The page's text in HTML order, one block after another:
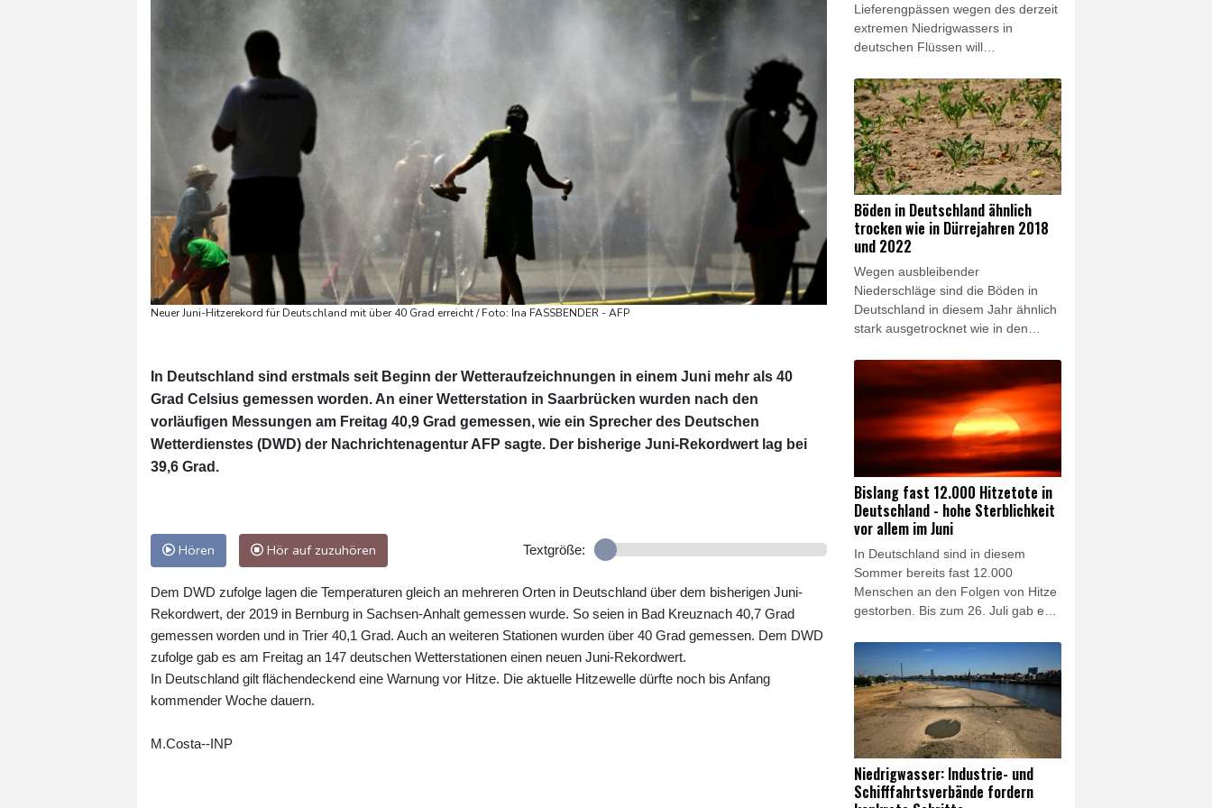
Neuer Juni-Hitzerekord für Deutschland mit über 40 Grad erreicht / Foto: Ina FASSBENDER - AFP
In Deutschland sind erstmals seit Beginn der Wetteraufzeichnungen in einem Juni mehr als 40
Grad Celsius gemessen worden. An einer Wetterstation in Saarbrücken wurden nach den
vorläufigen Messungen am Freitag 40,9 Grad gemessen, wie ein Sprecher des Deutschen
Wetterdienstes (DWD) der Nachrichtenagentur AFP sagte. Der bisherige Juni-Rekordwert lag bei
39,6 Grad.
Hören Hör auf zuzuhören Textgröße:
Dem DWD zufolge lagen die Temperaturen gleich an mehreren Orten in Deutschland über dem bisherigen Juni-
Rekordwert, der 2019 in Bernburg in Sachsen-Anhalt gemessen wurde. So seien in Bad Kreuznach 40,7 Grad
gemessen worden und in Trier 40,1 Grad. Auch an weiteren Stationen wurden über 40 Grad gemessen. Dem DWD
zufolge gab es am Freitag an 147 deutschen Wetterstationen einen neuen Juni-Rekordwert.
In Deutschland gilt flächendeckend eine Warnung vor Hitze. Die aktuelle Hitzewelle dürfte noch bis Anfang
kommender Woche dauern.
M.Costa--INP
Lieferengpässen wegen des derzeit
extremen Niedrigwassers in
deutschen Flüssen will
Bilger (CDU) rasch dafür sorgen,
dass wichtige Güter zeitweilig
vermehrt über die Straße
transportiert werden können.
Angesichts der aktuellen Situation
gehe es auch um "kurzfristige
Maßnahmen wie die Aussetzung
des Sonn- und Feiertagsfahrverbots
für Lkw", sagte Bilger am
Donnerstag nach einem
Spitzengespräch mit
Wirtschaftsvertretern in Bonn. Er
werde "sehr kurzfristig mit den
Länderverkehrsministern darüber
Böden in Deutschland ähnlich
trocken wie in Dürrejahren 2018
und 2022
Wegen ausbleibender
Niederschläge sind die Böden in
Deutschland in diesem Jahr ähnlich
stark ausgetrocknet wie in den
Süden ist der Untergrund verbreitet
sogar noch trockener als in diesen
beiden Jahren, wie der Deutsche
Wetterdienst (DWD) am Donnerstag
in Offenbach mitteilte. Dort werde
die Lage für Natur und
Landwirtschaft "zunehmend
kritisch". Flächendeckende
Niederschläge deuten sich dem
DWD zufolge auch in den
kommenden Tagen nicht an.
Bislang fast 12.000 Hitzetote in
Deutschland - hohe Sterblichkeit
vor allem im Juni
In Deutschland sind in diesem
Sommer bereits fast 12.000
Menschen an den Folgen von Hitze
gestorben. Bis zum 26. Juli gab es
11.900 Hitzetote, wie aus dem am
Donnerstag in Berlin veröffentlichten
Wochenbericht des Robert-Koch-
Instituts (RKI) hervorgeht. Der
bisher höchste Wert wurde zuletzt
im Jahr 2018 bei geschätzt 8900
hitzebedingten Sterbefällen
registriert.
Niedrigwasser: Industrie- und
Schifffahrtsverbände fordern